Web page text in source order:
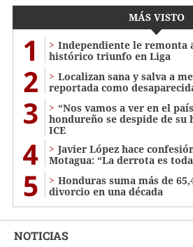
MÁS VISTO
1
Independiente le remonta
histórico triunfo en Liga
2
Localizan sana y salva a
reportada como
3
“Nos vamos a ver en el
hondureño se despide de
ICE
4
Javier López hace
Motagua: “La derrota es
5
Honduras suma más de
divorcio en una década
NOTICIAS